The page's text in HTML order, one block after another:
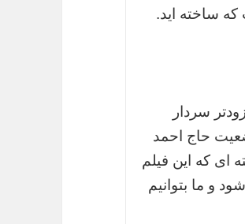
ساخته اید.
سردار
حاج احمد
که این فیلم
و ما بتوانیم